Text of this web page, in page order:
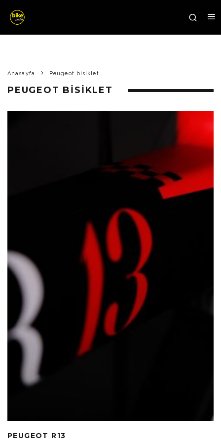
Anasayfa Peugeot bisiklet
PEUGEOT BISIKLET
PEUGEOT R13